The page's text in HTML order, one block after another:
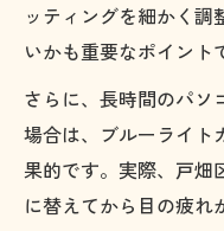
ッティングを細かく調
いかも重要なポイント
さらに、長時間のパソ
場合は、ブルーライト
果的です。実際、戸畑
に替えてから目の疲れ